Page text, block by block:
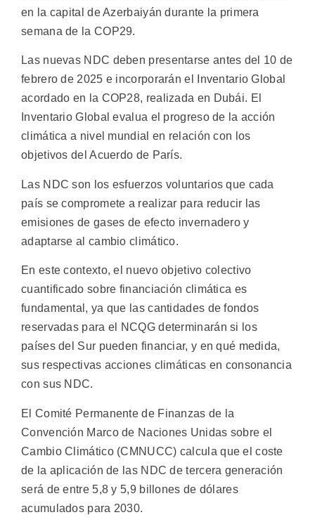
en la capital de Azerbaiyán durante la primera
semana de la COP29.
Las nuevas NDC deben presentarse antes del 10 de
febrero de 2025 e incorporarán el Inventario Global
acordado en la COP28, realizada en Dubái. El
Inventario Global evalua el progreso de la acción
climática a nivel mundial en relación con los
objetivos del Acuerdo de París.
Las NDC son los esfuerzos voluntarios que cada
país se compromete a realizar para reducir las
emisiones de gases de efecto invernadero y
adaptarse al cambio climático.
En este contexto, el nuevo objetivo colectivo
cuantificado sobre financiación climática es
fundamental, ya que las cantidades de fondos
reservadas para el NCQG determinarán si los
países del Sur pueden financiar, y en qué medida,
sus respectivas acciones climáticas en consonancia
con sus NDC.
El Comité Permanente de Finanzas de la
Convención Marco de Naciones Unidas sobre el
Cambio Climático (CMNUCC) calcula que el coste
de la aplicación de las NDC de tercera generación
será de entre 5,8 y 5,9 billones de dólares
acumulados para 2030.